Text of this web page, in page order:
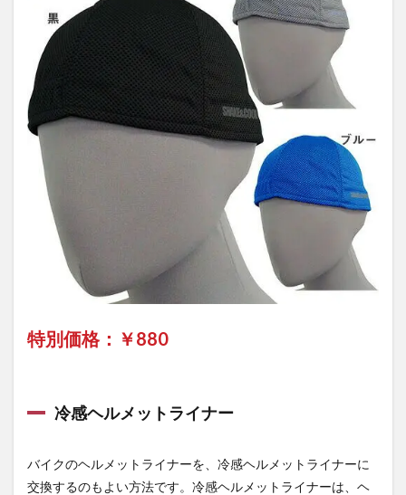
特別価格：￥880
冷感ヘルメットライナー
バイクのヘルメットライナーを、冷感ヘルメットライナーに
交換するのもよい方法です。冷感ヘルメットライナーは、ヘ